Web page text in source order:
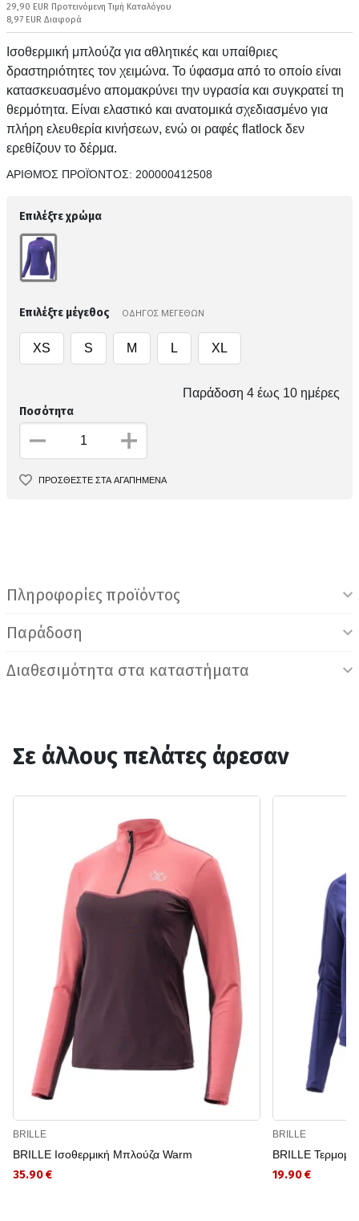
29,90 EUR Προτεινόμενη Τιμή Καταλόγου
8,97 EUR Διαφορά
Ισοθερμική μπλούζα για αθλητικές και υπαίθριες
δραστηριότητες τον χειμώνα. Το ύφασμα από το οποίο είναι
κατασκευασμένο απομακρύνει την υγρασία και συγκρατεί τη
θερμότητα. Είναι ελαστικό και ανατομικά σχεδιασμένο για
πλήρη ελευθερία κινήσεων, ενώ οι ραφές flatlock δεν
ερεθίζουν το δέρμα.
ΑΡΙΘΜΌΣ ΠΡΟΪΌΝΤΟΣ: 200000412508
Επιλέξτε χρώμα
Επιλέξτε μέγεθος ΟΔΗΓΟΣ ΜΕΓΕΘΩΝ
XS S M L XL
Παράδοση 4 έως 10 ημέρες
Ποσότητα
ΠΡΟΣΘΕΣΤΕ ΣΤΑ ΑΓΑΠΗΜΕΝΑ
Πληροφορίες προϊόντος
Παράδοση
Διαθεσιμότητα στα καταστήματα
Σε άλλους πελάτες άρεσαν
BRILLE
BRILLE Ισοθερμική Μπλούζα Warm
35.90 €
BRILLE
BRILLE
19.90 €